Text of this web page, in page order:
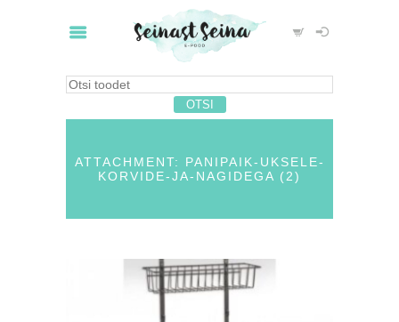
ATTACHMENT: PANIPAIK-UKSELE-
KORVIDE-JA-NAGIDEGA (2)